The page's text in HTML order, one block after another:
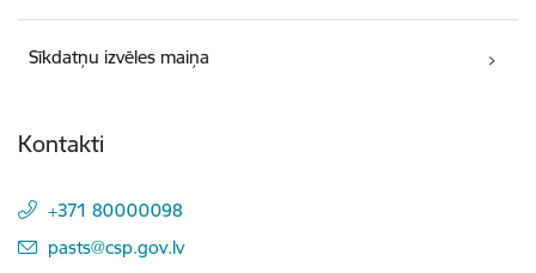
Sīkdatņu izvēles maiņa
Kontakti
+371 80000098
E-pasts:
pasts@csp.gov.lv